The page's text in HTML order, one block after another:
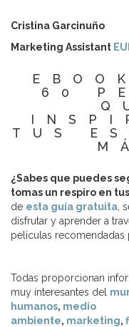
Cristina Garcinuño
Marketing Assistant
60
TUS
¿Sabes que puedes
tomas un respiro en
de esta guía gratuita ,
disfrutar y aprender a
películas recomendadas
Todas proporcionan
muy interesantes del
humanos, medio
ambiente, marketing,